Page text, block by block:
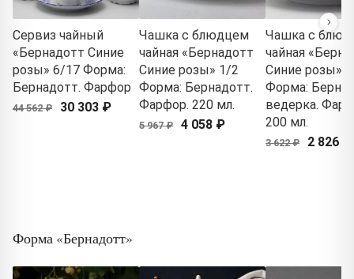
Сервиз чайный
«Бернадотт Синие
розы» 6/17 Форма:
Бернадотт. Фарфор
44 562 ₽ 30 303 ₽
Чашка с блюдцем
чайная «Бернадотт
Синие розы» 1/2
Форма: Бернадотт.
Фарфор. 220 мл.
5 967 ₽ 4 058 ₽
Чашка с
чайная
Синие розы»
Форма:
ведерка.
200 мл.
3 622 ₽ 2 826 ₽
Форма «Бернадотт»